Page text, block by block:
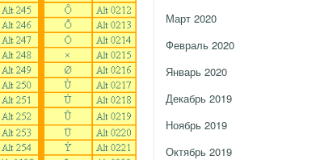
Март 2020
Февраль 2020
Январь 2020
Декабрь 2019
Ноябрь 2019
Октябрь 2019